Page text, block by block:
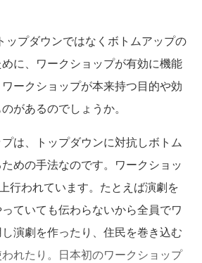
プダウンではなくボトムアップの
に、ワークショップが有効に機能
ークショップが本来持つ目的や効
があるのでしょうか。
は、トップダウンに対抗しボトム
めの手法なのです。ワークショッ
行われています。たとえば演劇を
ていても伝わらないから全員でワ
演劇を作ったり、住民を巻き込む
れたり。日本初のワークショップ